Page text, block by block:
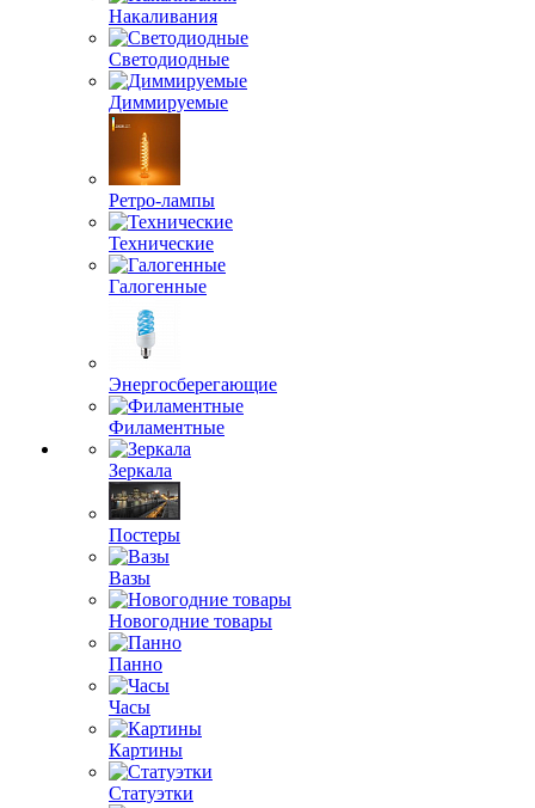
Накаливания
Светодиодные
Диммируемые
Ретро-лампы
Технические
Галогенные
Энергосберегающие
Филаментные
Зеркала
Постеры
Вазы
Новогодние товары
Панно
Часы
Картины
Статуэтки